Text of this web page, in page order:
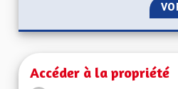
Accéder à la propriété